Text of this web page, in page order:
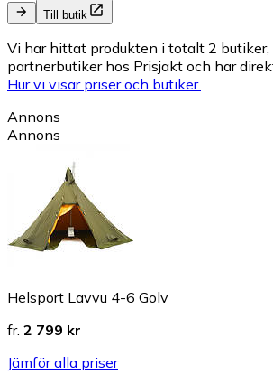
Till butik
Vi har hittat produkten i totalt 2 butiker,
partnerbutiker hos Prisjakt och har
Hur vi visar priser och butiker.
Annons
Annons
Helsport Lavvu 4-6 Golv
fr. 2 799 kr
Jämför alla priser